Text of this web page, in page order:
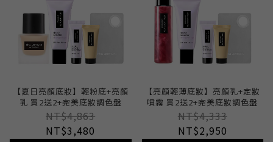
【夏日亮顏底妝】輕粉底+亮顏
乳 買2送2+完美底妝調色盤
NT$4,863
NT$3,480
【亮顏輕薄底妝】亮顏乳+定妝
噴霧 買2送2+完美底妝調色盤
NT$4,333
NT$2,950